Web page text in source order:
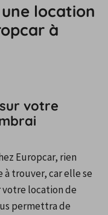
location
à
votre
Europcar, rien
trouver, car elle se
votre location de
permettra de